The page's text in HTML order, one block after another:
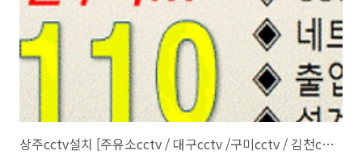
상주cctv설치 [주유소cctv / 대구cctv /구미cctv / 김천cctv ]